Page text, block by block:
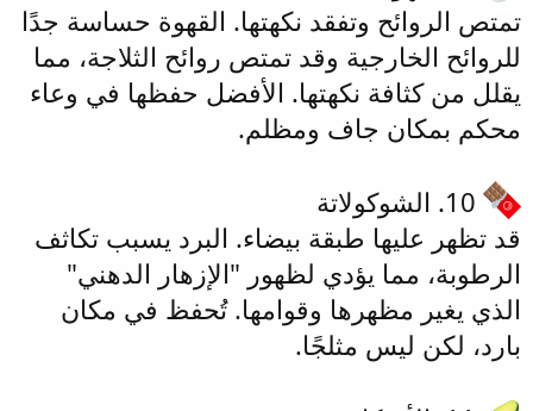
تمتص الروائح وتفقد نكهتها. القهوة حساسة جدًا
للروائح الخارجية وقد تمتص روائح الثلاجة، مما
يقلل من كثافة نكهتها. الأفضل حفظها في وعاء
محكم بمكان جاف ومظلم.
قد تظهر عليها طبقة بيضاء. البرد يسبب تكاثف
الرطوبة، مما يؤدي لظهور "الإزهار الدهني"
الذي يغير مظهرها وقوامها. تُحفظ في مكان
بارد، لكن ليس مثلجًا.